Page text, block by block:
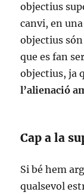
objectius
canvi, en
objectius
que es fan
objectius, ja
l’alienació
Cap a la
Si bé hem
qualsevol